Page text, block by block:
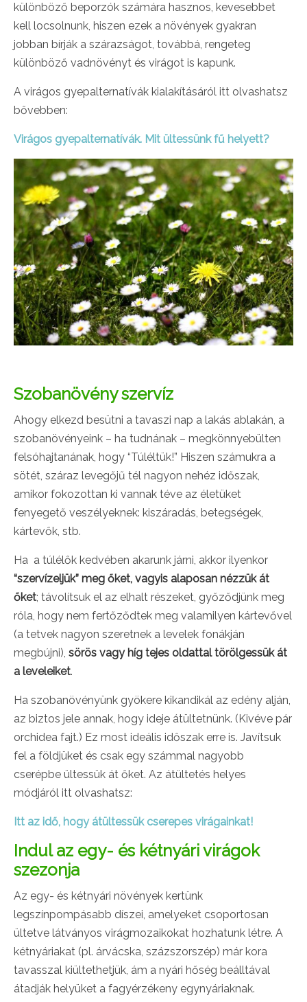
különböző beporzók számára hasznos, kevesebbet
kell locsolnunk, hiszen ezek a növények gyakran
jobban bírják a szárazságot, továbbá, rengeteg
különböző vadnövényt és virágot is kapunk.
A virágos gyepalternatívák kialakításáról itt olvashatsz
bővebben:
Virágos gyepalternatívák. Mit ültessünk fű helyett?
Szobanövény szervíz
Ahogy elkezd besütni a tavaszi nap a lakás ablakán, a
szobanövényeink – ha tudnának – megkönnyebülten
felsóhajtanának, hogy “Túléltük!” Hiszen számukra a
sötét, száraz levegőjű tél nagyon nehéz időszak,
amikor fokozottan ki vannak téve az életüket
fenyegető veszélyeknek: kiszáradás, betegségek,
kártevők, stb.
Ha a túlélők kedvében akarunk járni, akkor ilyenkor
“szervízeljük” meg őket, vagyis alaposan nézzük át
őket; távolítsuk el az elhalt részeket, győződjünk meg
róla, hogy nem fertőződtek meg valamilyen kártevővel
(a tetvek nagyon szeretnek a levelek fonákján
megbújni), sörös vagy híg tejes oldattal törölgessük át
a leveleiket.
Ha szobanövényünk gyökere kikandikál az edény alján,
az biztos jele annak, hogy ideje átültetnünk. (Kivéve pár
orchidea fajt.) Ez most ideális időszak erre is. Javítsuk
fel a földjüket és csak egy számmal nagyobb
cserépbe ültessük át őket. Az átültetés helyes
módjáról itt olvashatsz:
Itt az idő, hogy átültessük cserepes virágainkat!
Indul az egy- és kétnyári virágok
szezonja
Az egy- és kétnyári növények kertünk
legszínpompásabb díszei, amelyeket csoportosan
ültetve látványos virágmozaikokat hozhatunk létre. A
kétnyáriakat (pl. árvácska, százszorszép) már kora
tavasszal kiültethetjük, ám a nyári hőség beálltával
átadják helyüket a fagyérzékeny egynyáriaknak.